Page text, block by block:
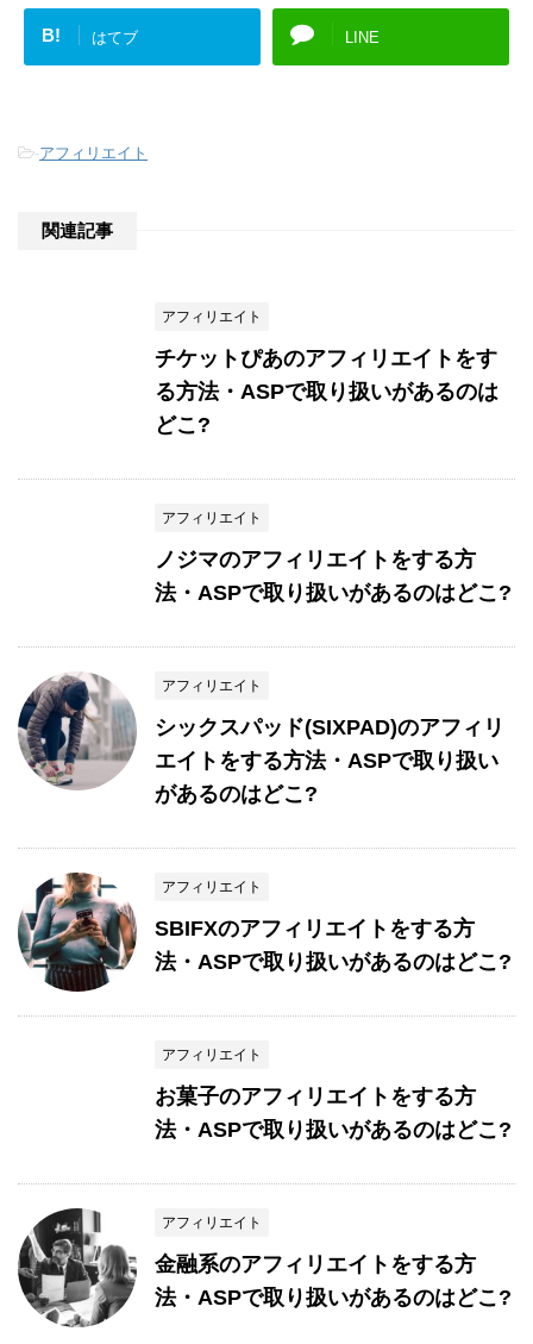
B! はてブ LINE
-アフィリエイト
関連記事
アフィリエイト
チケットぴあのアフィリエイトをす
る方法・ASPで取り扱いがあるのは
どこ?
アフィリエイト
ノジマのアフィリエイトをする方
法・ASPで取り扱いがあるのはどこ?
アフィリエイト
シックスパッド(SIXPAD)のアフィリ
エイトをする方法・ASPで取り扱い
があるのはどこ?
アフィリエイト
SBIFXのアフィリエイトをする方
法・ASPで取り扱いがあるのはどこ?
アフィリエイト
お菓子のアフィリエイトをする方
法・ASPで取り扱いがあるのはどこ?
アフィリエイト
金融系のアフィリエイトをする方
法・ASPで取り扱いがあるのはどこ?